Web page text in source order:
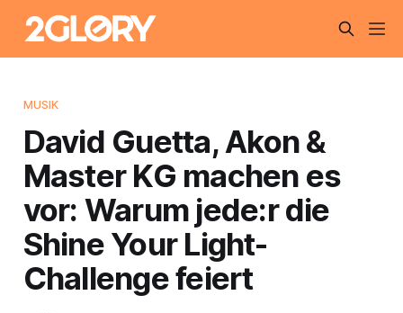
MUSIK
David Guetta, Akon &
Master KG machen es
vor: Warum jede:r die
Shine Your Light-
Challenge feiert